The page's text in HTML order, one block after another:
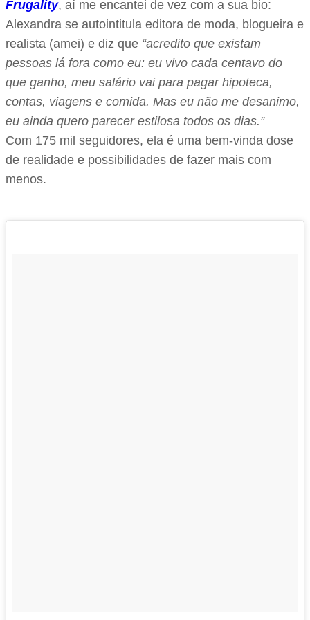
Frugality, aí me encantei de vez com a sua bio:
Alexandra se autointitula editora de moda, blogueira e
realista (amei) e diz que “acredito que existam
pessoas lá fora como eu: eu vivo cada centavo do
que ganho, meu salário vai para pagar hipoteca,
contas, viagens e comida. Mas eu não me desanimo,
eu ainda quero parecer estilosa todos os dias.”
Com 175 mil seguidores, ela é uma bem-vinda dose
de realidade e possibilidades de fazer mais com
menos.